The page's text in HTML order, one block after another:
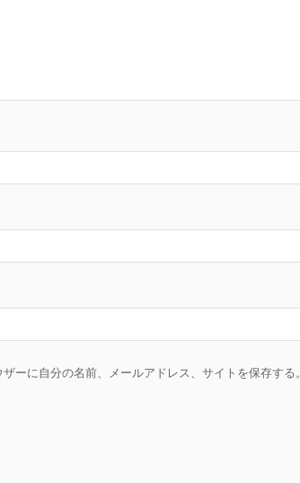
ーに自分の名前、メールアドレス、サイトを保存する。